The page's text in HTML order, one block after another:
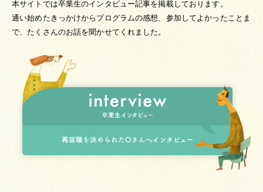
本サイトでは卒業生のインタビュー記事を掲載しております。
通い始めたきっかけからプログラムの感想、参加してよかったことま
で、たくさんのお話を聞かせてくれました。